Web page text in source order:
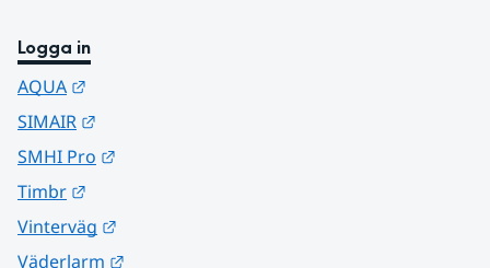
Logga in
AQUA
SIMAIR
SMHI Pro
Timbr
Vinterväg
Väderlarm